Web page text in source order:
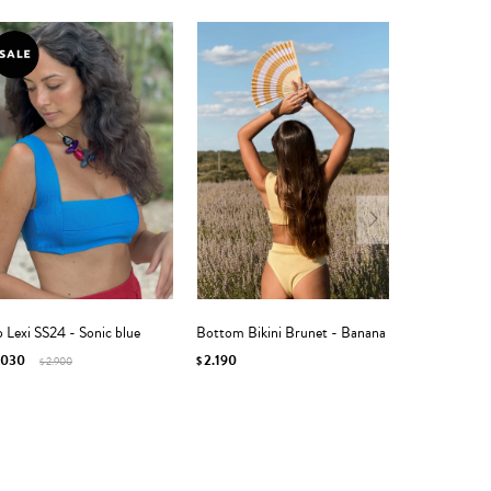
Lexi SS24 - Sonic blue
$2.900
Bottom Bikini Brunet - Banana
$2.190